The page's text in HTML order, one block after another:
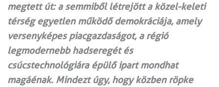
megtett út: a semmiből létrejött a közel-keleti
térség egyetlen működő demokráciája, amely
versenyképes piacgazdaságot, a régió
legmodernebb hadseregét és
csúcstechnológiára épülő ipart mondhat
magáénak. Mindezt úgy, hogy közben röpke